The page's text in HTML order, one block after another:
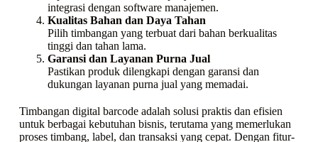
integrasi dengan software manajemen.
Kualitas Bahan dan Daya Tahan
Pilih timbangan yang terbuat dari bahan berkualitas
tinggi dan tahan lama.
Garansi dan Layanan Purna Jual
Pastikan produk dilengkapi dengan garansi dan
dukungan layanan purna jual yang memadai.
Timbangan digital barcode adalah solusi praktis dan efisien
untuk berbagai kebutuhan bisnis, terutama yang memerlukan
proses timbang, label, dan transaksi yang cepat. Dengan fitur-